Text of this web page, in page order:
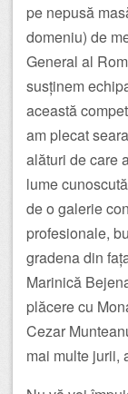
pe nepusă
domeniu) de
General al
susținem
această
am plecat
alături de care
lume
de o galerie
profesionale,
gradena din
Marinică
plăcere cu
Cezar
mai multe jurii,